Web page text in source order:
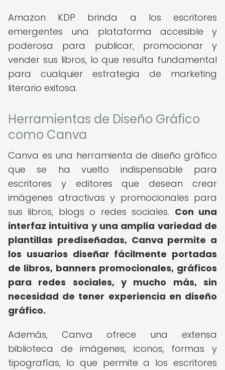
Amazon KDP brinda a los escritores
emergentes una plataforma accesible y
poderosa para publicar, promocionar y
vender sus libros, lo que resulta fundamental
para cualquier estrategia de marketing
literario exitosa.
Herramientas de Diseño Gráfico
como Canva
Canva es una herramienta de diseño gráfico
que se ha vuelto indispensable para
escritores y editores que desean crear
imágenes atractivas y promocionales para
sus libros, blogs o redes sociales. Con una
interfaz intuitiva y una amplia variedad de
plantillas prediseñadas, Canva permite a
los usuarios diseñar fácilmente portadas
de libros, banners promocionales, gráficos
para redes sociales, y mucho más, sin
necesidad de tener experiencia en diseño
gráfico.
Además, Canva ofrece una extensa
biblioteca de imágenes, iconos, formas y
tipografías, lo que permite a los escritores